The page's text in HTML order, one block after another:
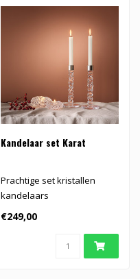
Kandelaar set Karat
Prachtige set kristallen
kandelaars
€249,00